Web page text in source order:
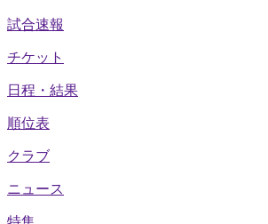
試合速報
チケット
日程・結果
順位表
クラブ
ニュース